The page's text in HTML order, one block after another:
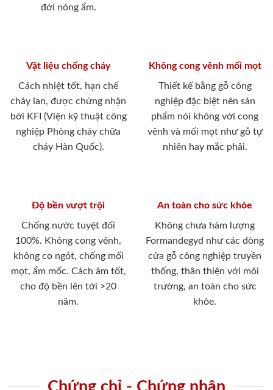
đới nóng ẩm.
Vật liệu chống cháy
Cách nhiệt tốt, hạn chế
cháy lan, được chứng nhận
bởi KFI (Viện kỹ thuật công
nghiệp Phòng cháy chữa
cháy Hàn Quốc).
Không cong vênh mối mọt
Thiết kế bằng gỗ công
nghiệp đặc biệt nên sản
phẩm nói không với cong
vênh và mối mọt như gỗ tự
nhiên hay mắc phải.
Độ bền vượt trội
Chống nước tuyệt đối
100%. Không cong vênh,
không co ngót, chống mối
mọt, ẩm mốc. Cách âm tốt,
cho độ bền lên tới >20
năm.
An toàn cho sức khỏe
Không chưa hàm lượng
Formandegyd như các dòng
cửa gỗ công nghiệp truyền
thống, thân thiện với môi
trường, an toàn cho sức
khỏe.
Chứng chỉ - Chứng nhận